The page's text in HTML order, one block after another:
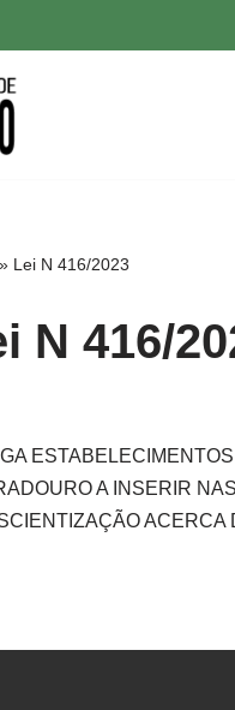
» Lei N 416/2023
N 416/
A INSERIR
ACERCA